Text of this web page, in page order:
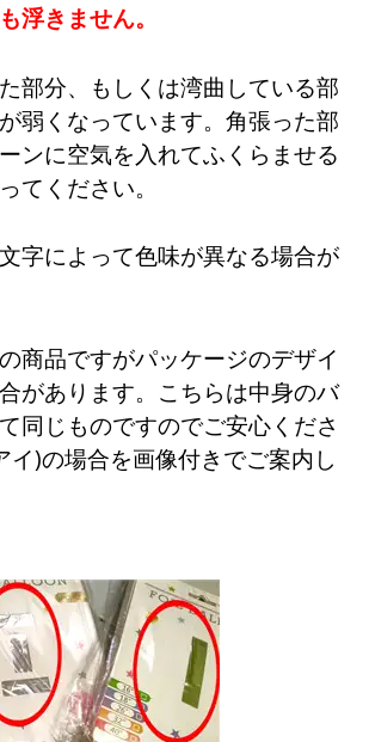
浮きません。
部分、もしくは湾曲している部
弱くなっています。角張った部
ンに空気を入れてふくらませる
てください。
字によって色味が異なる場合が
商品ですがパッケージのデザイ
があります。こちらは中身のバ
同じものですのでご安心くださ
イ)の場合を画像付きでご案内し